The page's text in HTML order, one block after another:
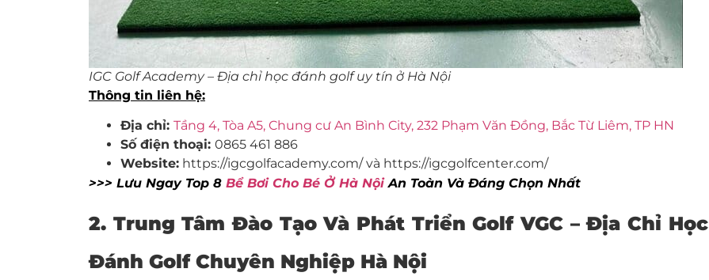
IGC Golf Academy – Địa chỉ học đánh golf uy tín ở Hà Nội
Thông tin liên hệ:
Địa chỉ: Tầng 4, Tòa A5, Chung cư An Bình City, 232 Phạm Văn Đồng, Bắc Từ Liêm, TP HN
Số điện thoại: 0865 461 886
Website: https://igcgolfacademy.com/và https://igcgolfcenter.com/
>>> Lưu Ngay Top 8 Bể Bơi Cho Bé Ở Hà NộiAn Toàn Và Đáng Chọn Nhất
2. Trung Tâm Đào Tạo Và Phát Triển Golf VGC – Địa Chỉ Học
Đánh Golf Chuyên Nghiệp Hà Nội